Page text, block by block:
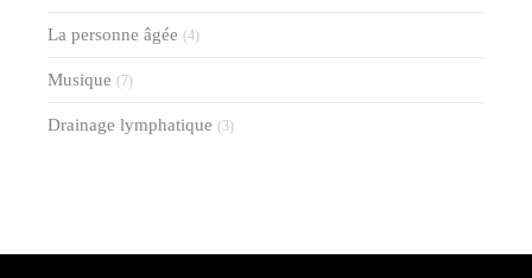
La personne âgée (4)
Musique (7)
Drainage lymphatique (3)